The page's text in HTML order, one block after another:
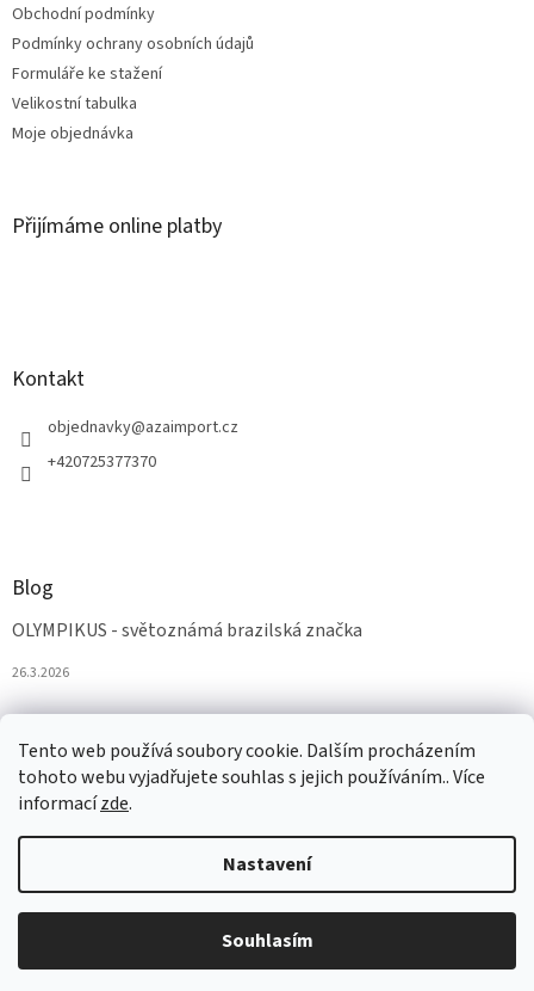
Tento web používá soubory cookie. Dalším procházením
tohoto webu vyjadřujete souhlas s jejich používáním.. Více
informacízde.
Nastavení
Souhlasím
Obchodní podmínky
Podmínky ochrany osobních údajů
Formuláře ke stažení
Velikostní tabulka
Moje objednávka
Přijímáme online platby
Kontakt
objednavky@azaimport.cz
+420725377370
Blog
OLYMPIKUS - světoznámá brazilská značka
26.3.2026
Vytvořil Shoptet
AZAobuv. Všechna práva vyhrazena.